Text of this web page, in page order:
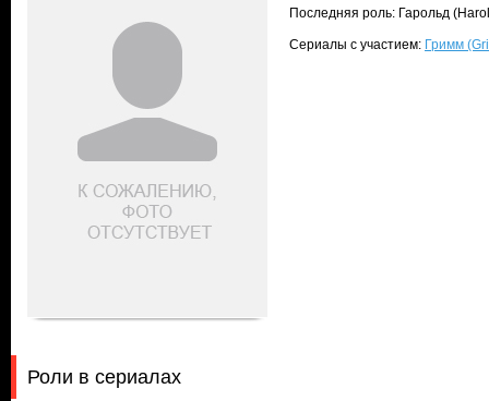
Последняя роль: Гарольд
Сериалы с участием: Гримм
Роли в сериалах